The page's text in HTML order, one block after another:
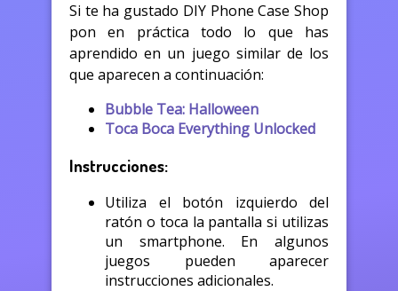
Si te ha gustado DIY Phone Case Shop
pon en práctica todo lo que has
aprendido en un juego similar de los
que aparecen a continuación:
Bubble Tea: Halloween
Toca Boca Everything Unlocked
Instrucciones:
Utiliza el botón izquierdo del
ratón o toca la pantalla si utilizas
un smartphone. En algunos
juegos pueden aparecer
instrucciones adicionales.